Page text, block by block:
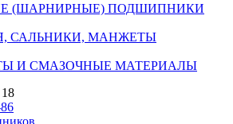
(ШАРНИРНЫЕ) ПОДШИПНИКИ
САЛЬНИКИ, МАНЖЕТЫ
И СМАЗОЧНЫЕ МАТЕРИАЛЫ